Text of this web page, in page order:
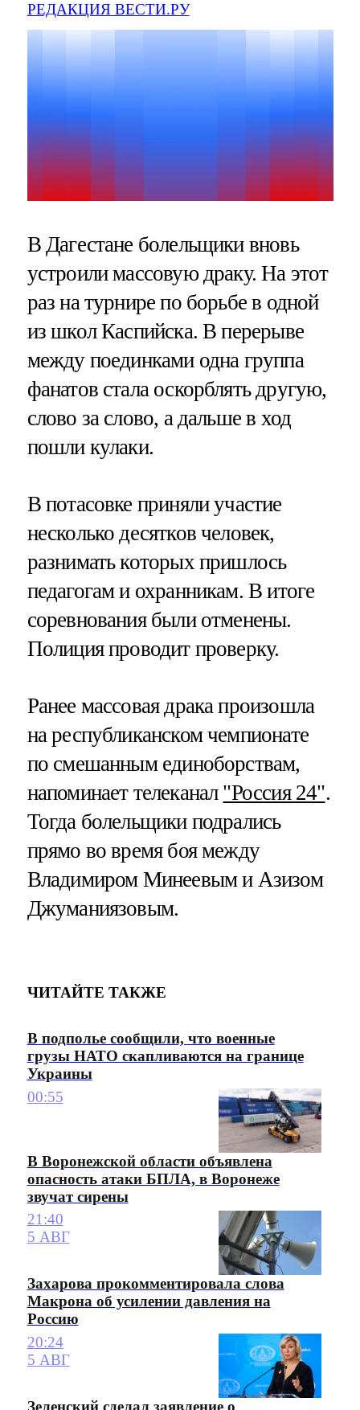
РЕДАКЦИЯ ВЕСТИ.РУ
В Дагестане болельщики вновь
устроили массовую драку. На этот
раз на турнире по борьбе в одной
из школ Каспийска. В перерыве
между поединками одна группа
фанатов стала оскорблять другую,
слово за слово, а дальше в ход
пошли кулаки.
В потасовке приняли участие
несколько десятков человек,
разнимать которых пришлось
педагогам и охранникам. В итоге
соревнования были отменены.
Полиция проводит проверку.
Ранее массовая драка произошла
на республиканском чемпионате
по смешанным единоборствам,
напоминает телеканал "Россия 24".
Тогда болельщики подрались
прямо во время боя между
Владимиром Минеевым и Азизом
Джуманиязовым.
ЧИТАЙТЕ ТАКЖЕ
В подполье сообщили, что военные
грузы НАТО скапливаются на границе
Украины
00:55
В Воронежской области объявлена
опасность атаки БПЛА, в Воронеже
звучат сирены
21:40
5 АВГ
Захарова прокомментировала слова
Макрона об усилении давления на
Россию
20:24
5 АВГ
Зеленский сделал заявление о